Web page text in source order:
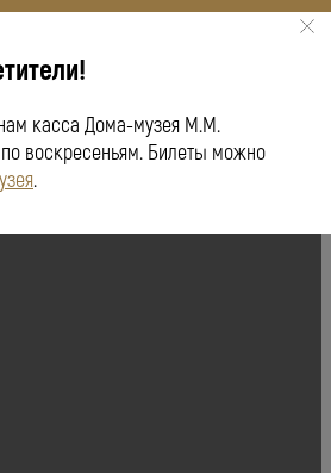
ПУШКИНСКАЯ КАРТА
касса Дома-музея М.М.
воскресеньям. Билеты можно
.